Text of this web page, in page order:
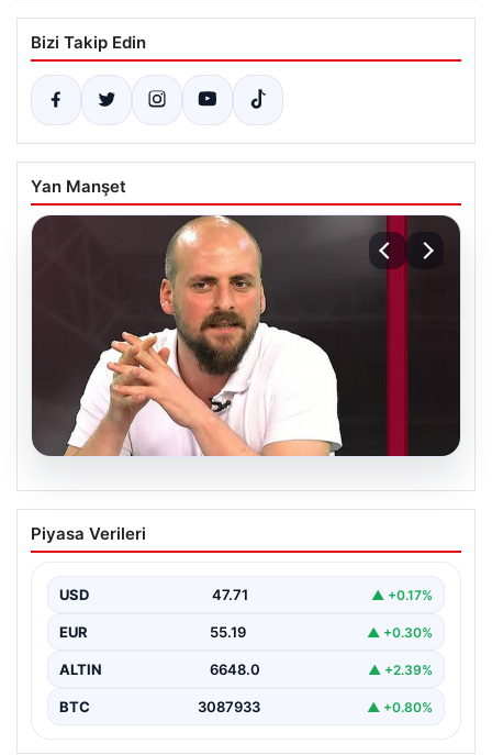
Bizi Takip Edin
Yan Manşet
06.08.2026
Transfer krizi soruşturmaya dönüştü!
Burhan Can Terzi için harekete geçildi
Piyasa Verileri
USD 47.71 ▲ +0.17%
EUR 55.19 ▲ +0.30%
ALTIN 6648.0 ▲ +2.39%
BTC 3087933 ▲ +0.80%